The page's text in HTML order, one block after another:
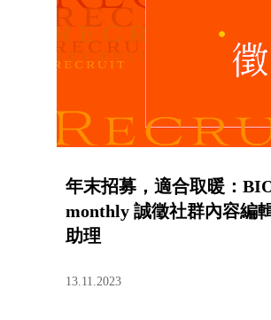
年末招募，適合取暖：
monthly 誠徵社群內容編
助理
13.11.2023